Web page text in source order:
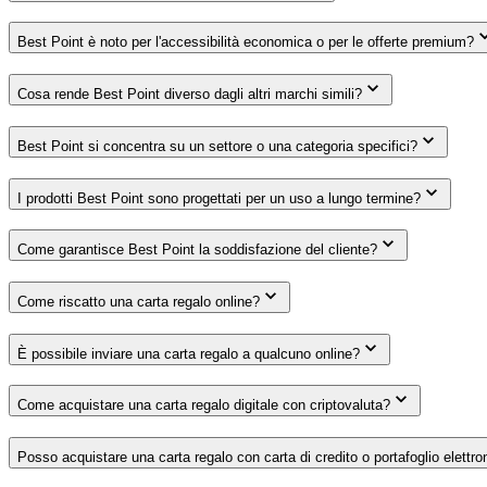
Best Point è noto per l'accessibilità economica o per le offerte premium?
Cosa rende Best Point diverso dagli altri marchi simili?
Best Point si concentra su un settore o una categoria specifici?
I prodotti Best Point sono progettati per un uso a lungo termine?
Come garantisce Best Point la soddisfazione del cliente?
Come riscatto una carta regalo online?
È possibile inviare una carta regalo a qualcuno online?
Come acquistare una carta regalo digitale con criptovaluta?
Posso acquistare una carta regalo con carta di credito o portafoglio